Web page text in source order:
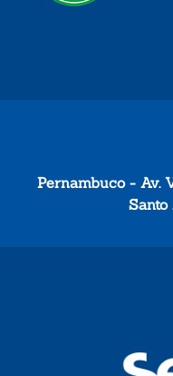
Pernambuco - Av.